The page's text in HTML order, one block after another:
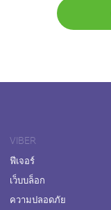
VIBER
ฟีเจอร์
เว็บบล็อก
ความปลอดภัย